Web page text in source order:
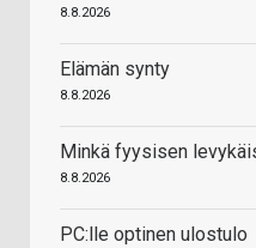
8.8.2026
Elämän synty
8.8.2026
Minkä fyysisen
8.8.2026
PC:lle optinen ulostulo